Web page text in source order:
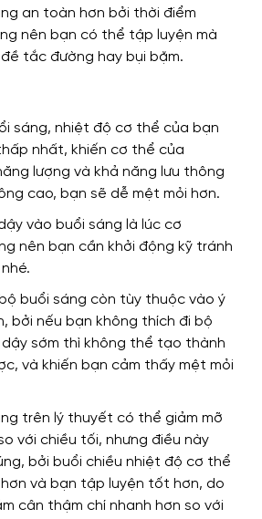
an toàn hơn bởi thời điểm
nên bạn có thể tập luyện mà
tắc đường hay bụi bặm.
sáng, nhiệt độ cơ thể của bạn
nhất, khiến cơ thể của
lượng và khả năng lưu thông
cao, bạn sẽ dễ mệt mỏi hơn.
vào buổi sáng là lúc cơ
nên bạn cần khởi động kỹ tránh
nhé.
buổi sáng còn tùy thuộc vào ý
, bởi nếu bạn không thích đi bộ
sớm thì không thể tạo thành
, và khiến bạn cảm thấy mệt mỏi
trên lý thuyết có thể giảm mỡ
với chiều tối, nhưng điều này
bởi buổi chiều nhiệt độ cơ thể
và bạn tập luyện tốt hơn, do
cân thậm chí nhanh hơn so với